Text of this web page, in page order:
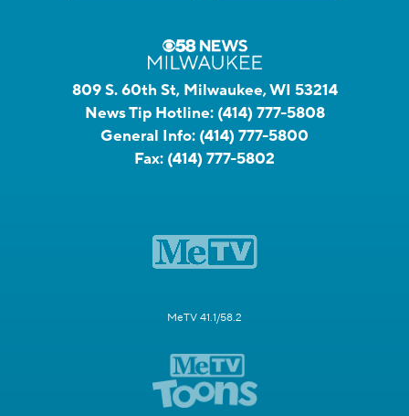
809 S. 60th St, Milwaukee, WI 53214
News Tip Hotline: (414) 777-5808
General Info: (414) 777-5800
Fax: (414) 777-5802
MeTV 41.1/58.2